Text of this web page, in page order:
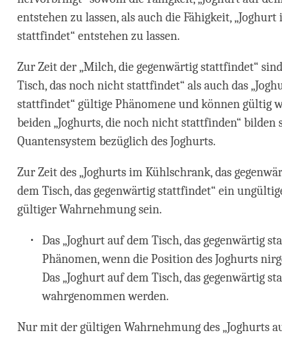
entstehen zu lassen, als auch die Fähigkeit,
stattfindet“ entstehen zu lassen.
Zur Zeit der „Milch, die gegenwärtig stattfindet“
Tisch, das noch nicht stattfindet“ als auch das
stattfindet“ gültige Phänomene und können gültig
beiden „Joghurts, die noch nicht stattfinden“
Quantensystem bezüglich des Joghurts.
Zur Zeit des „Joghurts im Kühlschrank, das
dem Tisch, das gegenwärtig stattfindet“ ein
gültiger Wahrnehmung sein.
Das „Joghurt auf dem Tisch, das gegenwärtig
Phänomen, wenn die Position des Joghurts
Das „Joghurt auf dem Tisch, das gegenwärtig
wahrgenommen werden.
Nur mit der gültigen Wahrnehmung des „Joghurts